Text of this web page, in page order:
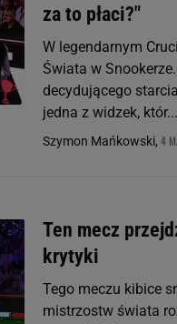
za to płaci?"
W legendarnym
Świata w
decydującego
jedna z widzek, któr...
Szymon Mańkowski, 4
Ten mecz
krytyki
Tego meczu kibice
mistrzostw świata